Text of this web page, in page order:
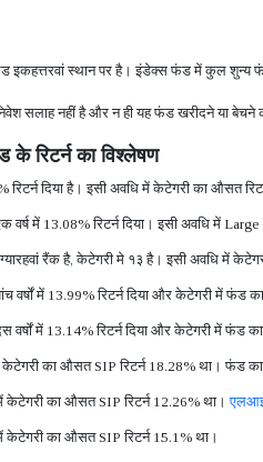
स्थान पर है। इंडेक्स फंड में कुल शुन्य
निवेश सलाह नहीं है और न ही यह फंड खरीदने या
रिटर्न का विश्लेषण
दिया है। इसी अवधि में केटेगरी का औसत
में 13.08% रिटर्न दिया। इसी अवधि में
रैंक है, केटेगरी मे १३ है। इसी अवधि में
में 13.99% रिटर्न दिया और केटेगरी में फंड
में 13.14% रिटर्न दिया और केटेगरी में फंड
का औसत SIP रिटर्न 18.28% था। फंड
केटेगरी का औसत SIP रिटर्न 12.26% था।
केटेगरी का औसत SIP रिटर्न 15.1% था।